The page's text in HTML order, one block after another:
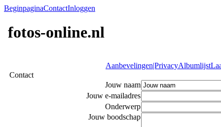
BeginpaginaContactInloggen
fotos-online.nl
Aanbevelingen|PrivacyAlbumlijst
Contact
Jouw naam
Jouw e-mailadres
Onderwerp
Jouw boodschap